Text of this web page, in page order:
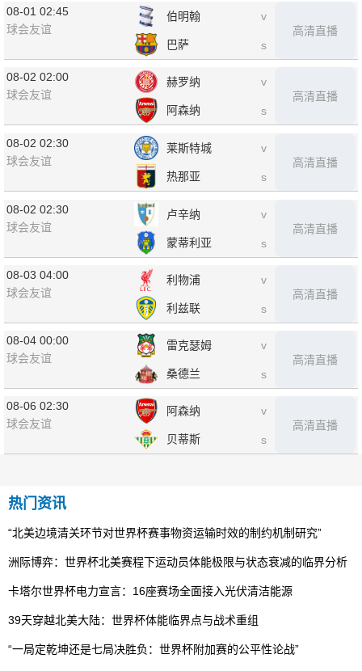
08-01 02:45
球会友谊
伯明翰
巴萨
v
s
高清直播
08-02 02:00
球会友谊
赫罗纳
阿森纳
v
s
高清直播
08-02 02:30
球会友谊
莱斯特城
热那亚
v
s
高清直播
08-02 02:30
球会友谊
卢辛纳
蒙蒂利亚
v
s
高清直播
08-03 04:00
球会友谊
利物浦
利兹联
v
s
高清直播
08-04 00:00
球会友谊
雷克瑟姆
桑德兰
v
s
高清直播
08-06 02:30
球会友谊
阿森纳
贝蒂斯
v
s
高清直播
热门资讯
“北美边境清关环节对世界杯赛事物资运输时效的制约机制研究”
洲际博弈：世界杯北美赛程下运动员体能极限与状态衰减的临界分析
卡塔尔世界杯电力宣言：16座赛场全面接入光伏清洁能源
39天穿越北美大陆：世界杯体能临界点与战术重组
“一局定乾坤还是七局决胜负：世界杯附加赛的公平性论战”